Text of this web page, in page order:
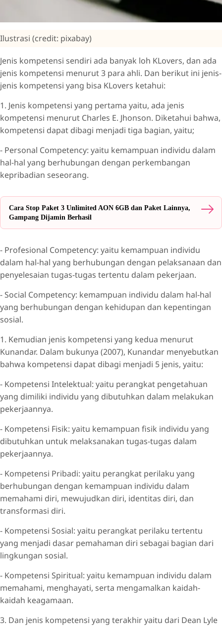
Ilustrasi (credit: pixabay)
Jenis kompetensi sendiri ada banyak loh KLovers, dan ada
jenis kompetensi menurut 3 para ahli. Dan berikut ini jenis-
jenis kompetensi yang bisa KLovers ketahui:
1. Jenis kompetensi yang pertama yaitu, ada jenis
kompetensi menurut Charles E. Jhonson. Diketahui bahwa,
kompetensi dapat dibagi menjadi tiga bagian, yaitu;
- Personal Competency: yaitu kemampuan individu dalam
hal-hal yang berhubungan dengan perkembangan
kepribadian seseorang.
Cara Stop Paket 3 Unlimited AON 6GB dan Paket Lainnya,
Gampang Dijamin Berhasil
- Profesional Competency: yaitu kemampuan individu
dalam hal-hal yang berhubungan dengan pelaksanaan dan
penyelesaian tugas-tugas tertentu dalam pekerjaan.
- Social Competency: kemampuan individu dalam hal-hal
yang berhubungan dengan kehidupan dan kepentingan
sosial.
1. Kemudian jenis kompetensi yang kedua menurut
Kunandar. Dalam bukunya (2007), Kunandar menyebutkan
bahwa kompetensi dapat dibagi menjadi 5 jenis, yaitu:
- Kompetensi Intelektual: yaitu perangkat pengetahuan
yang dimiliki individu yang dibutuhkan dalam melakukan
pekerjaannya.
- Kompetensi Fisik: yaitu kemampuan fisik individu yang
dibutuhkan untuk melaksanakan tugas-tugas dalam
pekerjaannya.
- Kompetensi Pribadi: yaitu perangkat perilaku yang
berhubungan dengan kemampuan individu dalam
memahami diri, mewujudkan diri, identitas diri, dan
transformasi diri.
- Kompetensi Sosial: yaitu perangkat perilaku tertentu
yang menjadi dasar pemahaman diri sebagai bagian dari
lingkungan sosial.
- Kompetensi Spiritual: yaitu kemampuan individu dalam
memahami, menghayati, serta mengamalkan kaidah-
kaidah keagamaan.
3. Dan jenis kompetensi yang terakhir yaitu dari Dean Lyle